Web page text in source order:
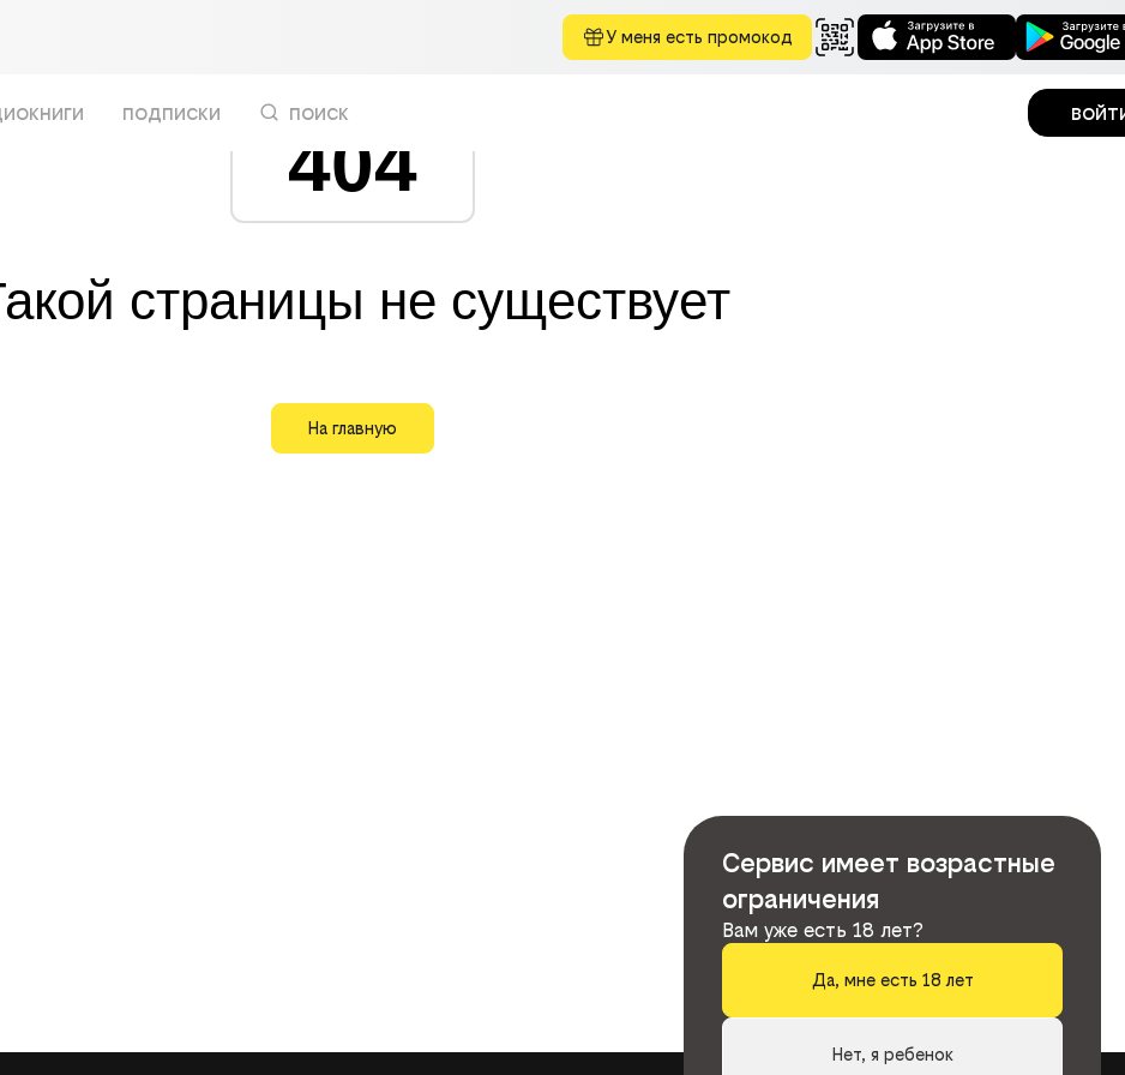
У меня есть промокод
подписки поиск
404
страницы не существует
На главную
Сервис имеет возрастные
ограничения
Вам уже есть 18 лет?
Да, мне есть 18 лет
Нет, я ребенок